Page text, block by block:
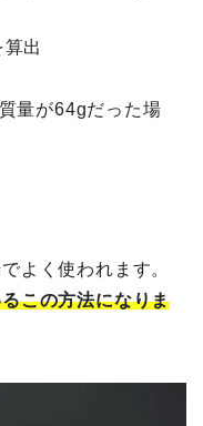
出
が64gだった場
く使われます。
この方法になりま